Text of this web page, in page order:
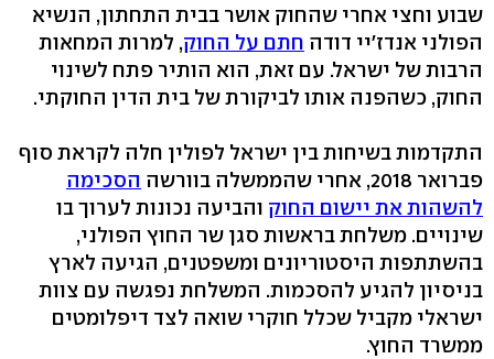
שבוע וחצי אחרי שהחוק אושר בבית התחתון, הנשיא
הפולני אנדז'יי דודה חתם על החוק, למרות המחאות
הרבות של ישראל. עם זאת, הוא הותיר פתח לשינוי
החוק, כשהפנה אותו לביקורת של בית הדין החוקתי.
התקדמות בשיחות בין ישראל לפולין חלה לקראת סוף
פברואר 2018, אחרי שהממשלה בוורשה
הסכימה
להשהות את יישום החוק והביעה נכונות לערוך בו
שינויים. משלחת בראשות סגן שר החוץ הפולני,
בהשתתפות היסטוריונים ומשפטנים, הגיעה לארץ
בניסיון להגיע להסכמות. המשלחת נפגשה עם צוות
ישראלי מקביל שכלל חוקרי שואה לצד דיפלומטים
ממשרד החוץ.